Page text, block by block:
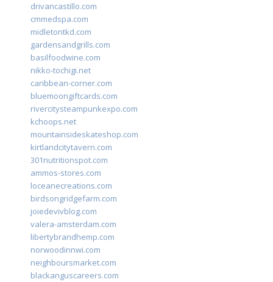
drivancastillo.com
cmmedspa.com
midletontkd.com
gardensandgrills.com
basilfoodwine.com
nikko-tochigi.net
caribbean-corner.com
bluemoongiftcards.com
rivercitysteampunkexpo.com
kchoops.net
mountainsideskateshop.com
kirtlandcitytavern.com
301nutritionspot.com
ammos-stores.com
loceanecreations.com
birdsongridgefarm.com
joiedevivblog.com
valera-amsterdam.com
libertybrandhemp.com
norwoodinnwi.com
neighboursmarket.com
blackanguscareers.com